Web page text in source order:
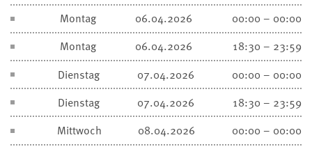
Montag
06.04.2026
00:00 – 00:00
Montag
06.04.2026
18:30 – 23:59
Dienstag
07.04.2026
00:00 – 00:00
Dienstag
07.04.2026
18:30 – 23:59
Mittwoch
08.04.2026
00:00 – 00:00